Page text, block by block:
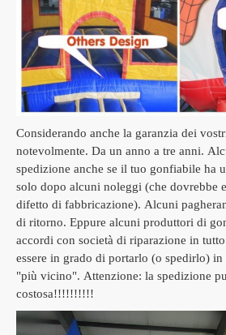
Considerando anche la garanzia dei
notevolmente. Da un anno a tre anni.
spedizione anche se il tuo gonfiabile ha
solo dopo alcuni noleggi (che dovrebbe
difetto di fabbricazione). Alcuni
di ritorno. Eppure alcuni produttori di
accordi con società di riparazione in
essere in grado di portarlo (o spedirlo)
"più vicino". Attenzione: la spedizione
costosa!!!!!!!!!!